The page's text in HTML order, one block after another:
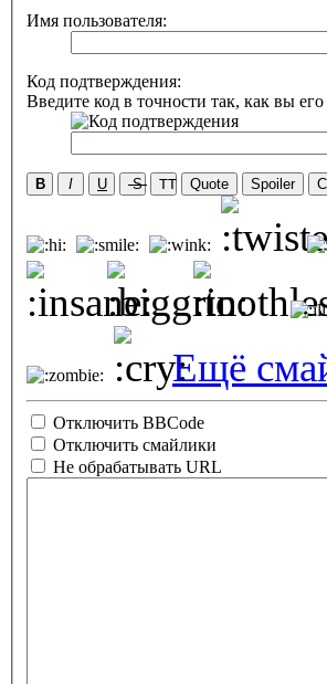
Имя пользователя:
Код подтверждения:
Введите код в точности так, как вы
B I U S TT Quote Spoiler
Ещё
Отключить BBCode
Отключить смайлики
Не обрабатывать URL